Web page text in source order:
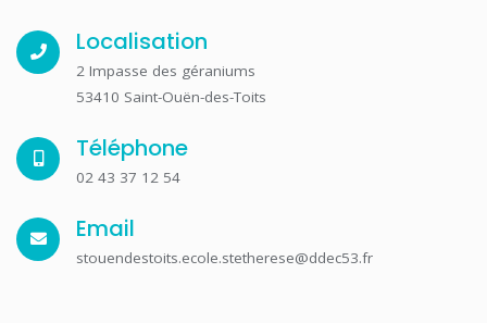
Localisation
2 Impasse des géraniums
53410 Saint-Ouën-des-Toits
Téléphone
02 43 37 12 54
Email
stouendestoits.ecole.stetherese@ddec53.fr